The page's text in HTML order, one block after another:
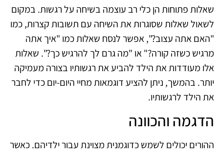
שאלות פתוחות הן כלי רב עוצמה בשיחה על רגשות. במקום
לשאול שאלות שסוגרות את השיחה עם תשובות קצרות, כמו
"האם אתה עצוב?", אפשר לנסח שאלות כמו "איך אתה
מרגיש כשזה קורה?" או "מה גרם לך להרגיש כך?". שאלות
אלו מעודדות את הילד להביע את רגשותיו בצורה מעמיקה
יותר. בהמשך, ניתן להציע דוגמאות מחיי היום-יום כדי לחבר
את הילד לרגשותיו.
הדגמה והכוונה
ההורים יכולים לשמש כדוגמנית מצוינת עבור ילדיהם. כאשר